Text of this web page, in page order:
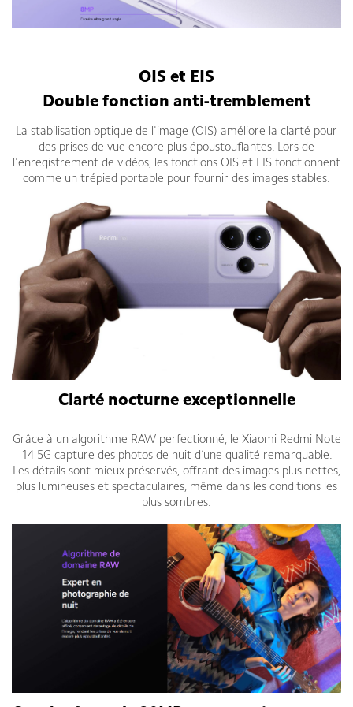
OIS et EIS
Double fonction anti-tremblement
La stabilisation optique de l'image (OIS) améliore la clarté pour
des prises de vue encore plus époustouflantes. Lors de
l'enregistrement de vidéos, les fonctions OIS et EIS fonctionnent
comme un trépied portable pour fournir des images stables.
Clarté nocturne exceptionnelle
Grâce à un algorithme RAW perfectionné, le Xiaomi Redmi Note
14 5G capture des photos de nuit d’une qualité remarquable.
Les détails sont mieux préservés, offrant des images plus nettes,
plus lumineuses et spectaculaires, même dans les conditions les
plus sombres.